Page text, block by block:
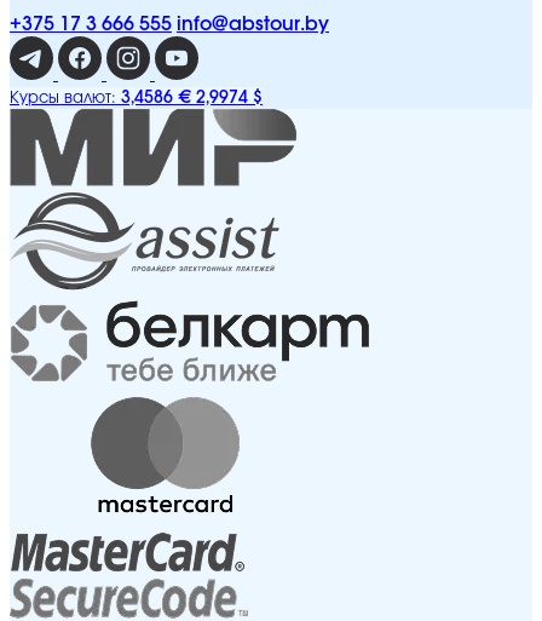
+375 17 3 666 555 info@abstour.by
Курсы валют: 3,4586 € 2,9974 $